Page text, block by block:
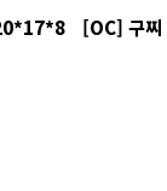
[OC] 구찌